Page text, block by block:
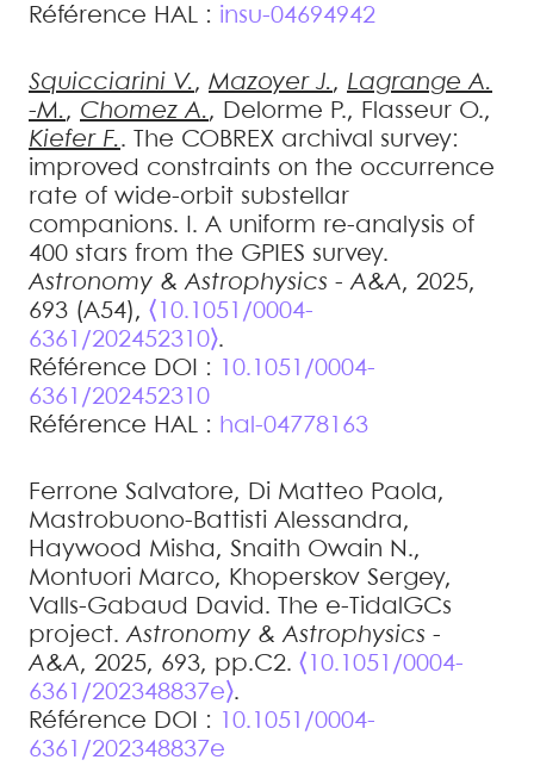
Référence HAL : insu-04694942
Squicciarini V., Mazoyer J., Lagrange A.
-M., Chomez A., Delorme P., Flasseur O.,
Kiefer F..
The COBREX archival survey:
improved constraints on the occurrence
rate of wide-orbit substellar
companions. I. A uniform re-analysis of
400 stars from the GPIES survey.
Astronomy & Astrophysics - A&A, 2025,
693 (A54), ⟨10.1051/0004-
6361/202452310⟩.
Référence DOI :
10.1051/0004-
6361/202452310
Référence HAL : hal-04778163
Ferrone Salvatore, Di Matteo Paola,
Mastrobuono-Battisti Alessandra,
Haywood Misha, Snaith Owain N.,
Montuori Marco, Khoperskov Sergey,
Valls-Gabaud
David .
The e-TidalGCs
project.Astronomy & Astrophysics -
A&A, 2025, 693, pp.C2. ⟨10.1051/0004-
6361/202348837e⟩.
Référence DOI :
10.1051/0004-
6361/202348837e